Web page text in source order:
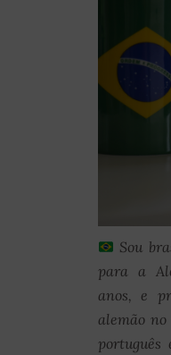
Sou
para a
anos, e
alemão
português